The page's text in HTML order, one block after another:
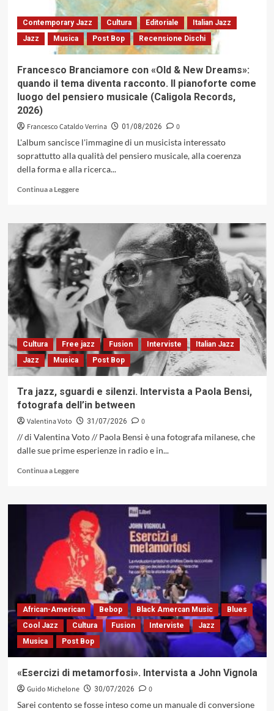
pubblico,
Keith
Jarrett
e
il
di
Colonia
scaturito
una
davisiana
Contemporary Jazz Cultura Editoriale
Italian Jazz
Jazz
Musica Post Bop Recensione Dischi
Francesco Branciamore con «Old & New Dreams»:
quando il tema diventa racconto. Il pianoforte come
luogo del pensiero musicale (Caligola Records,
2026)
Francesco Cataldo Verrina 01/08/2026
0
L'album sancisce l'immagine di un musicista interessato
soprattutto alla qualità del pensiero musicale, alla coerenza
della forma e alla ricerca...
Continua a LeggereLeggi
su
Francesco
Branciamore
con
«Old
&
New
Dreams»:
quando
il
tema
diventa
racconto.
come
luogo
del
musicale
(Caligola
Cultura Free jazz Fusion Interviste
Italian Jazz
Jazz
Musica Post Bop
Tra jazz, sguardi e silenzi. Intervista a Paola Bensi,
fotografa dell’in between
Valentina Voto 31/07/2026
0
// di Valentina Voto // Paola Bensi è una fotografa milanese, che
dalle sue prime esperienze in radio e in...
Continua a LeggereLeggi
su
Tra
jazz,
sguardi
e
silenzi.
Intervista
a
Paola
Bensi,
fotografa
dell’in
between
African-American Bebop Black Amercan Music
Blues
Cool Jazz
Cultura Fusion Interviste
Jazz
Musica
Post Bop
«Esercizi di metamorfosi». Intervista a John Vignola
Guido Michelone 30/07/2026
0
Sarei contento se fosse inteso come un manuale di conversione